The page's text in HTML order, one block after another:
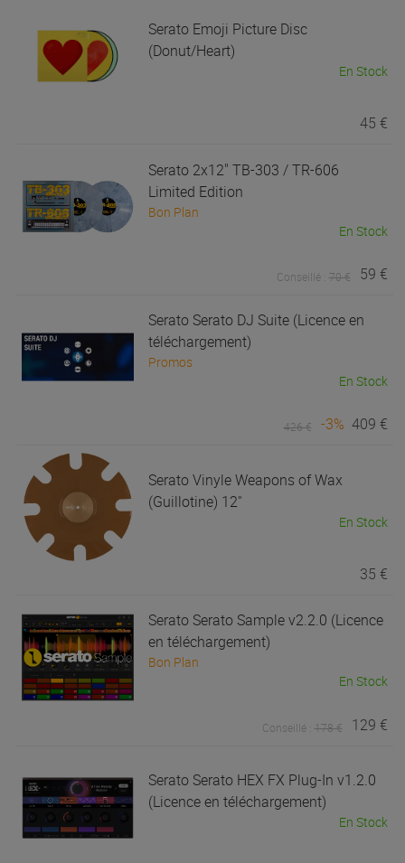
Serato Emoji Picture Disc
(Donut/Heart)
En Stock
45 €
Serato 2x12" TB-303 / TR-606
Limited Edition
Bon Plan
En Stock
Conseillé : 70 € 59 €
SeratoSerato DJ Suite (Licence en
téléchargement)
Promos
En Stock
426 € -3% 409 €
SeratoVinyle Weapons of Wax
(Guillotine) 12''
En Stock
35 €
SeratoSerato Sample v2.2.0 (Licence
en téléchargement)
Bon Plan
En Stock
Conseillé : 178 € 129 €
SeratoSerato HEX FX Plug-In v1.2.0
(Licence en téléchargement)
En Stock